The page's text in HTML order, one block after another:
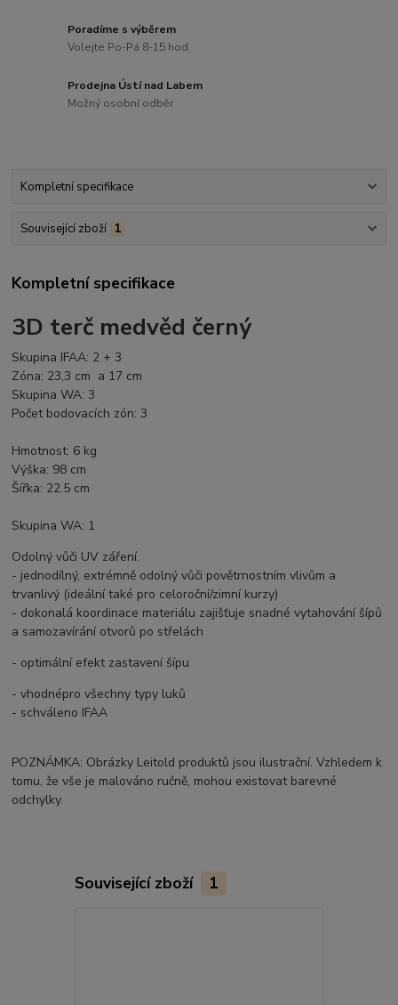
Poradíme s výběrem
Volejte Po-Pá 8-15 hod.
Prodejna Ústí nad Labem
Možný osobní odběr
Kompletní specifikace
Související zboží 1
Kompletní specifikace
3D terč medvěd černý
Skupina IFAA: 2 + 3
Zóna: 23,3 cm a 17 cm
Skupina WA: 3
Počet bodovacích zón: 3
Hmotnost: 6 kg
Výška: 98 cm
Šířka: 22.5 cm
Skupina WA: 1
Odolný vůči UV záření.
- jednodílný, extrémně odolný vůči povětrnostním vlivům a
trvanlivý (ideální také pro celoroční/zimní kurzy)
- dokonalá koordinace materiálu zajišťuje snadné vytahování šípů
a samozavírání otvorů po střelách
- optimální efekt zastavení šípu
- vhodnépro všechny typy luků
- schváleno IFAA
POZNÁMKA: Obrázky Leitold produktů jsou ilustrační. Vzhledem k
tomu, že vše je malováno ručně, mohou existovat barevné
odchylky.
Související zboží 1